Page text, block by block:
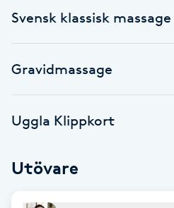
Fet hårbotten
Fettreducering
Svensk klassisk massage
Gravidmassage
Uggla Klippkort
Utövare